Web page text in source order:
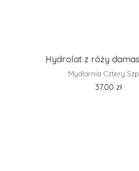
Hydrolat z róży
Mydlarnia Cztery
37.00 zł